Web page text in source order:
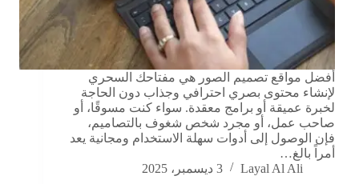
أفضل مواقع تصميم الصور هي مفتاحك السحري
لإنشاء محتوى بصري احترافي وجذاب دون الحاجة
لخبرة عميقة أو برامج معقدة. سواء كنت مسوقًا، أو
صاحب عمل، أو مجرد شخص شغوف بالتصاميم،
فإن الوصول إلى أدوات سهلة الاستخدام ومجانية يعد
أمراً بالغ…
Layal Al Ali
3 ديسمبر، 2025